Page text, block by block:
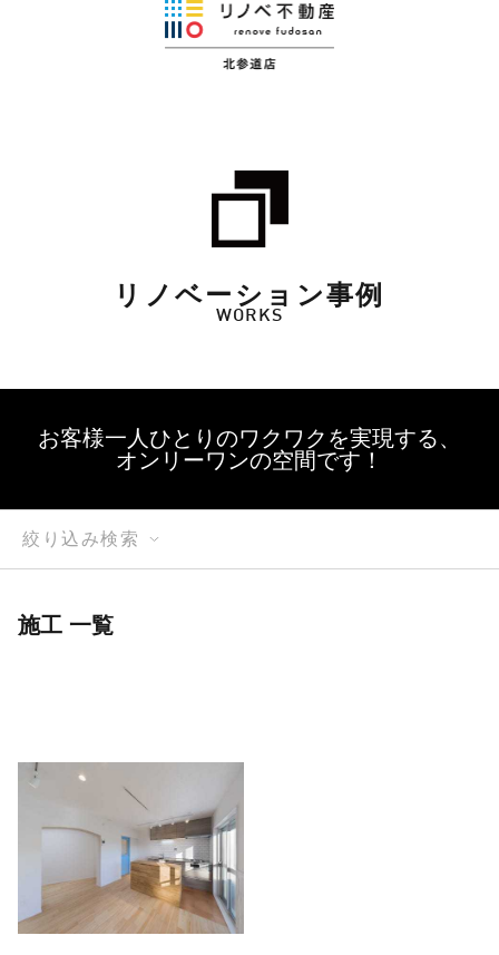
リノベーション事例
WORKS
お客様一人ひとりのワクワクを実現する、
オンリーワンの空間です！
絞り込み検索
施工 一覧